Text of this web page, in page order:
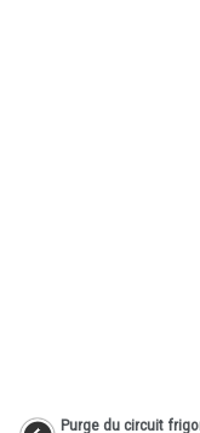
Purge du circuit